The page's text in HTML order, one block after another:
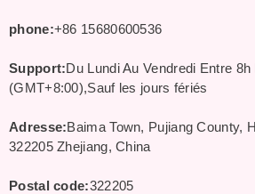
phone:+86 15680600536
Support:Du Lundi Au Vendredi Entre 8h
(GMT+8:00),Sauf les jours fériés
Adresse:Baima Town, Pujiang County,
322205 Zhejiang, China
Postal code:322205